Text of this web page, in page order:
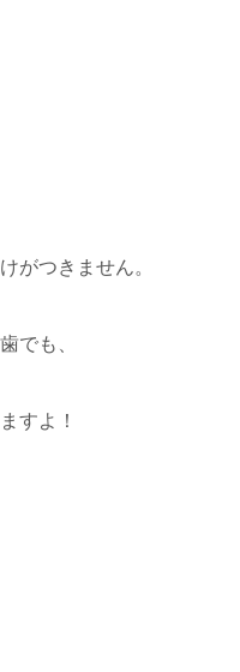
がつきません。
でも、
すよ！